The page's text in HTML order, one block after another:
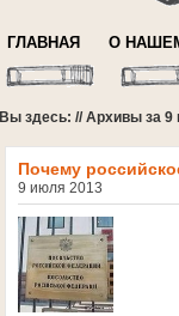
ГЛАВНАЯ О
Вы здесь: // Архивы за 9
Почему
9 июля 2013